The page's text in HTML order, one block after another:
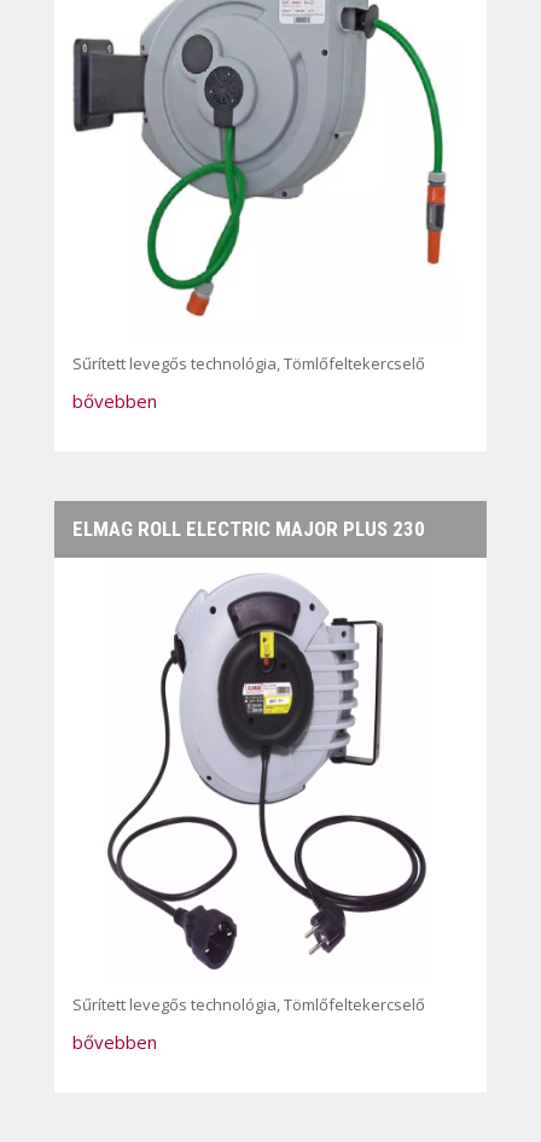
Sűrített levegős technológia,Tömlőfeltekercselő
bővebben
ELMAG ROLL ELECTRIC MAJOR PLUS 230
Sűrített levegős technológia,Tömlőfeltekercselő
bővebben